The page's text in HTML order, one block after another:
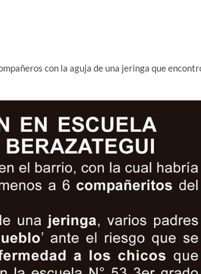
con la aguja de una jeringa que